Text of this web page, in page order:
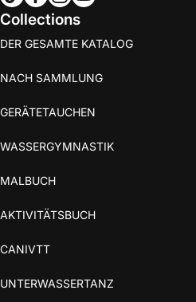
Collections
DER GESAMTE KATALOG
NACH SAMMLUNG
GERÄTETAUCHEN
WASSERGYMNASTIK
MALBUCH
AKTIVITÄTSBUCH
CANIVTT
UNTERWASSERTANZ